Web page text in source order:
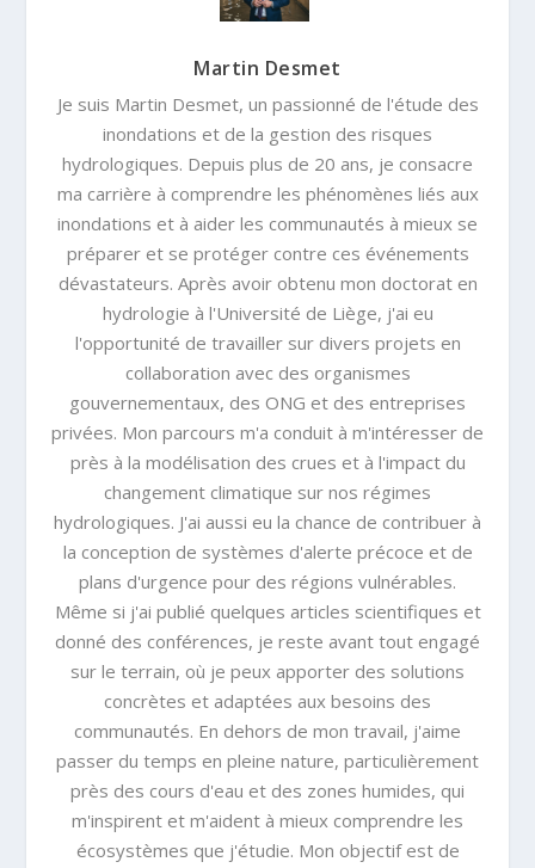
Martin Desmet
Je suis Martin Desmet, un passionné de l'étude des
inondations et de la gestion des risques
hydrologiques. Depuis plus de 20 ans, je consacre
ma carrière à comprendre les phénomènes liés aux
inondations et à aider les communautés à mieux se
préparer et se protéger contre ces événements
dévastateurs. Après avoir obtenu mon doctorat en
hydrologie à l'Université de Liège, j'ai eu
l'opportunité de travailler sur divers projets en
collaboration avec des organismes
gouvernementaux, des ONG et des entreprises
privées. Mon parcours m'a conduit à m'intéresser de
près à la modélisation des crues et à l'impact du
changement climatique sur nos régimes
hydrologiques. J'ai aussi eu la chance de contribuer à
la conception de systèmes d'alerte précoce et de
plans d'urgence pour des régions vulnérables.
Même si j'ai publié quelques articles scientifiques et
donné des conférences, je reste avant tout engagé
sur le terrain, où je peux apporter des solutions
concrètes et adaptées aux besoins des
communautés. En dehors de mon travail, j'aime
passer du temps en pleine nature, particulièrement
près des cours d'eau et des zones humides, qui
m'inspirent et m'aident à mieux comprendre les
écosystèmes que j'étudie. Mon objectif est de